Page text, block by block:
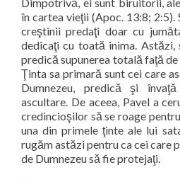
în cartea vieţii (Apoc. 13:8; 2:5).
creştinii predaţi doar cu
dedicaţi cu toată inima. Astăzi,
predică supunerea totală faţă
Ţinta sa primară sunt cei care
Dumnezeu, predică şi
ascultare. De aceea, Pavel a
credincioşilor să se roage
una din primele ţinte ale lui
rugăm astăzi pentru ca cei care
de Dumnezeu să fie protejaţi.